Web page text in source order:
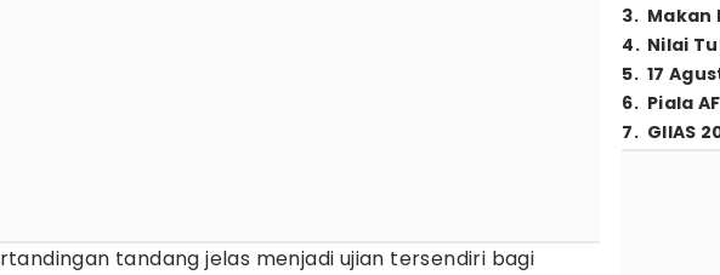
tandang jelas menjadi ujian tersendiri bagi
3. Makan
4. Nilai
5. 17
6. Piala
7. GIIAS